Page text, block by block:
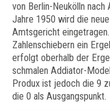
von Berlin-Neukölln
Jahre 1950 wird die
Amtsgericht
Zahlenschiebern ein
erfolgt oberhalb der
schmalen Addiator-
Produx ist jedoch die 9
die 0 als Ausgangspunkt.